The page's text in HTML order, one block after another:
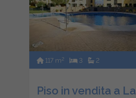
117 m2 3 2
Piso in vendita a La